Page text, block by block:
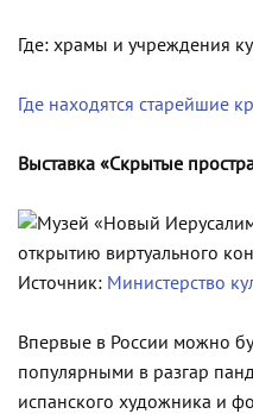
Где: храмы и учреждения
Где находятся старейшие
Выставка «Скрытые
Источник: Министерство
Впервые в России можно
популярными в разгар
испанского художника и